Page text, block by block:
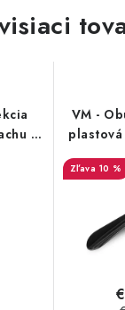
a
VM -
10 %